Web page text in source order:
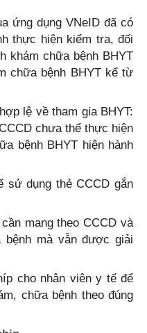
ứng dụng VNeID đã có
thực hiện kiểm tra, đối
khám chữa bệnh BHYT
chữa bệnh BHYT kể từ
lệ về tham gia BHYT:
chưa thể thực hiện
bệnh BHYT hiện hành
sử dụng thẻ CCCD gắn
mang theo CCCD và
bệnh mà vẫn được giải
cho nhân viên y tế để
chữa bệnh theo đúng